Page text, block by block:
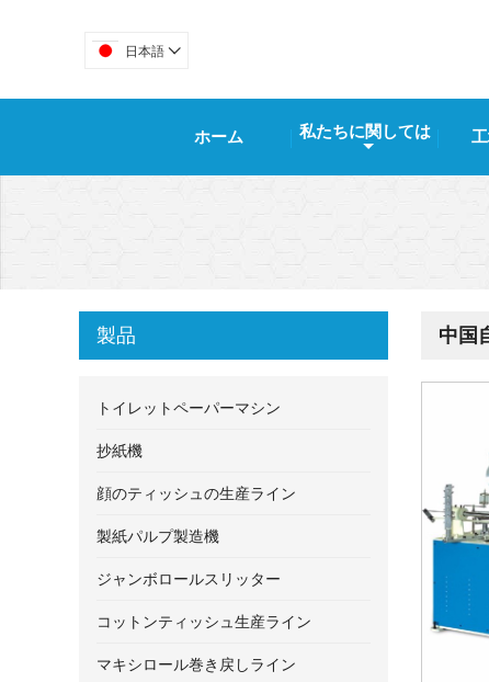
日本語 
ホーム 私たちに関しては
中国
製品
トイレットペーパーマシン
抄紙機
顔のティッシュの生産ライン
製紙パルプ製造機
ジャンボロールスリッター
コットンティッシュ生産ライン
マキシロール巻き戻しライン